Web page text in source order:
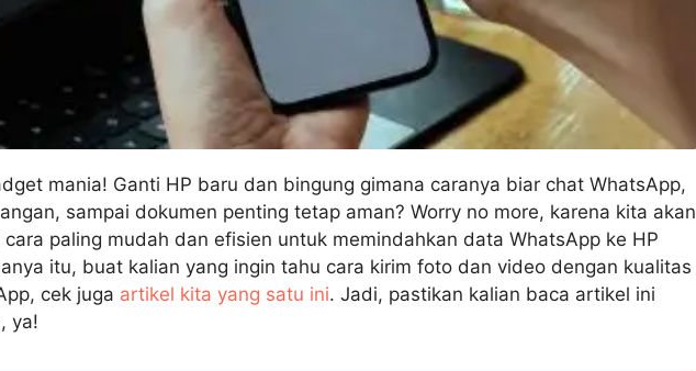
mania! Ganti HP baru dan bingung gimana caranya biar chat WhatsApp,
sampai dokumen penting tetap aman? Worry no more, karena kita akan
paling mudah dan efisien untuk memindahkan data WhatsApp ke HP
itu, buat kalian yang ingin tahu cara kirim foto dan video dengan kualitas
cek juga artikel kita yang satu ini. Jadi, pastikan kalian baca artikel ini
ya!